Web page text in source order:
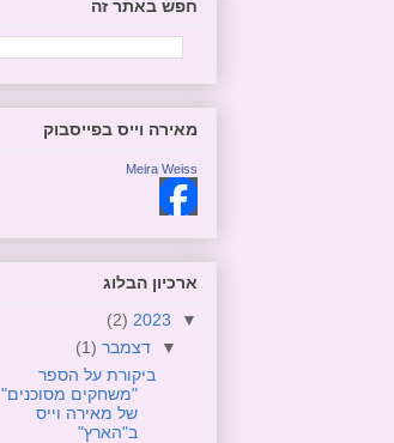
חפש באתר זה
מאירה וייס בפייסבוק
Meira Weiss
ארכיון הבלוג
▼
2023
(2)
▼ דצמבר (1)
ביקורת על הספר
"משחקים מסוכנים"
של מאירה וייס
ב"הארץ"